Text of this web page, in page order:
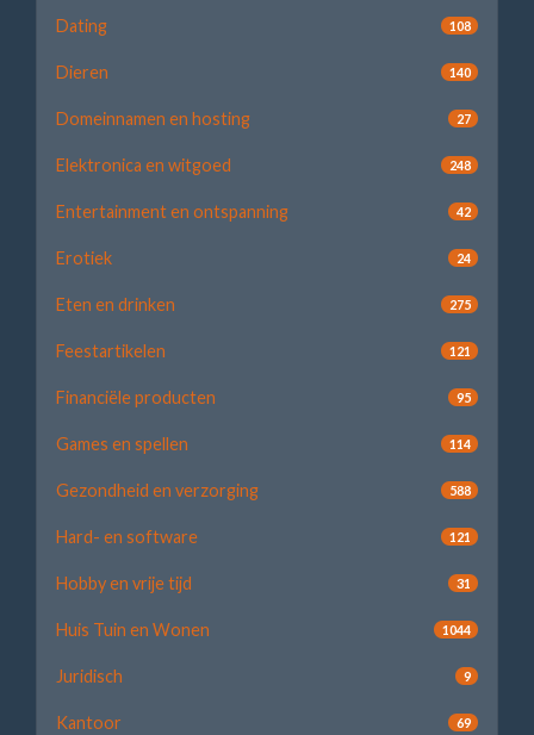
Dating 108
Dieren 140
Domeinnamen en hosting 27
Elektronica en witgoed 248
Entertainment en ontspanning 42
Erotiek 24
Eten en drinken 275
Feestartikelen 121
Financiële producten 95
Games en spellen 114
Gezondheid en verzorging 588
Hard- en software 121
Hobby en vrije tijd 31
Huis Tuin en Wonen 1044
Juridisch 9
Kantoor 69